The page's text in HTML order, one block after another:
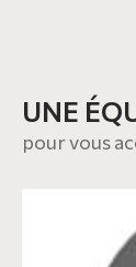
UNE
pour vous